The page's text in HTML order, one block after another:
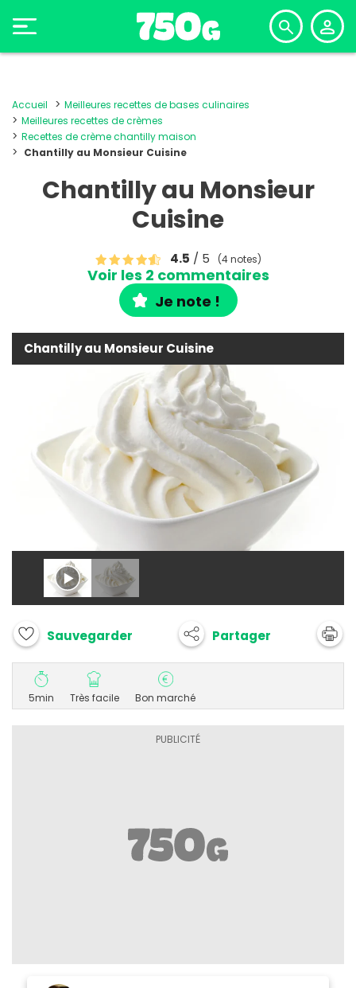
Accueil
Meilleures recettes de bases culinaires
Meilleures recettes de crèmes
Recettes de crème chantilly maison
Chantilly au Monsieur Cuisine
Chantilly au Monsieur
Cuisine
4.5 / 5 (4 notes)
Voir les 2 commentaires
Je note !
Chantilly au Monsieur Cuisine
Sauvegarder Partager
5min Très facile Bon marché